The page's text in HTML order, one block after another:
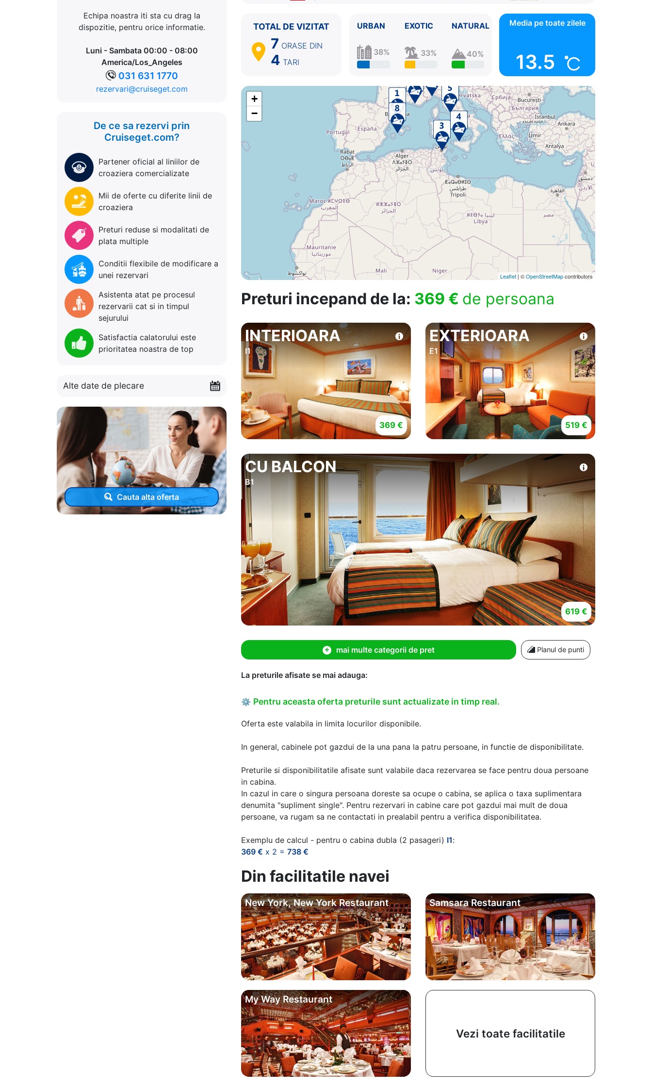
Echipa noastra iti sta cu drag la
dispozitie, pentru orice informatie.
Luni - Sambata 00:00 - 08:00
America/Los_Angeles
031 631 1770
rezervari@cruiseget.com
De ce sa rezervi prin
Cruiseget.com?
Partener oficial al liniilor de
croaziera comercializate
Mii de oferte cu diferite linii de
croaziera
Preturi reduse si modalitati de
plata multiple
Conditii flexibile de modificare a
unei rezervari
Asistenta atat pe procesul
rezervarii cat si in timpul
sejurului
Satisfactia calatorului este
prioritatea noastra de top
Alte date de plecare
Cauta alta oferta
TOTAL DE VIZITAT
7 ORASE DIN
4 TARI
URBAN
38%
EXOTIC
33%
NATURAL
40%
Media pe toate zilele
13.5
+
−
Leaflet | ©OpenStreetMapcontributors
Preturi incepand de la: 369 € de persoana
INTERIOARA
I1
369 €
EXTERIOARA
E1
519 €
CU BALCON
B1
619 €
mai multe categorii de pret Planul de punti
La preturile afisate se mai adauga:
⚙ Pentru aceasta oferta preturile sunt actualizate in timp real.
Oferta este valabila in limita locurilor disponibile.
In general, cabinele pot gazdui de la una pana la patru persoane, in functie de disponibilitate.
Preturile si disponibilitatile afisate sunt valabile daca rezervarea se face pentru doua persoane
in cabina.
In cazul in care o singura persoana doreste sa ocupe o cabina, se aplica o taxa suplimentara
denumita "supliment single". Pentru rezervari in cabine care pot gazdui mai mult de doua
persoane, va rugam sa ne contactati in prealabil pentru a verifica disponibilitatea.
Exemplu de calcul - pentru o cabina dubla (2 pasageri) I1:
369 € x 2 = 738 €
Din facilitatile navei
New York, New York Restaurant Samsara Restaurant
My Way Restaurant
Vezi toate facilitatile